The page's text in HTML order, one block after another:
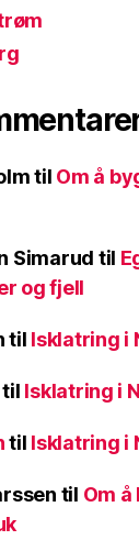
til Om å
Simarud til
og fjell
til Isklatring i
til Isklatring i
til Isklatring i
til Om